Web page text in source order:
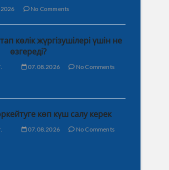
No Comments
көлік жүргізушілері үшін не
өзгереді?
07.08.2026 No Comments
көп күш салу керек
07.08.2026 No Comments